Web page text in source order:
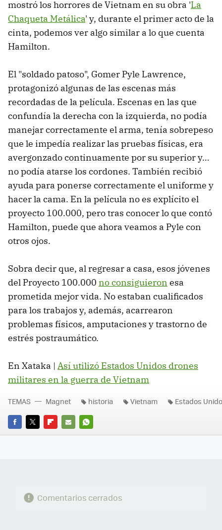
mostró los horrores de Vietnam en su obra 'La
Chaqueta Metálica' y, durante el primer acto de la
cinta, podemos ver algo similar a lo que cuenta
Hamilton.
El "soldado patoso", Gomer Pyle Lawrence,
protagonizó algunas de las escenas más
recordadas de la película. Escenas en las que
confundía la derecha con la izquierda, no podía
manejar correctamente el arma, tenía sobrepeso
que le impedía realizar las pruebas físicas, era
avergonzado continuamente por su superior y…
no podía atarse los cordones. También recibió
ayuda para ponerse correctamente el uniforme y
hacer la cama. En la película no es explícito el
proyecto 100.000, pero tras conocer lo que contó
Hamilton, puede que ahora veamos a Pyle con
otros ojos.
Sobra decir que, al regresar a casa, esos jóvenes
del Proyecto 100.000 no consiguieron esa
prometida mejor vida. No estaban cualificados
para los trabajos y, además, acarrearon
problemas físicos, amputaciones y trastorno de
estrés postraumático.
En Xataka | Así utilizó Estados Unidos drones
militares en la guerra de Vietnam
FACEBOOK
TWITTERFLIPBOARD
E-
WHATSAPP
TEMAS Magnet historia Vietnam Estados
Comentarios cerrados